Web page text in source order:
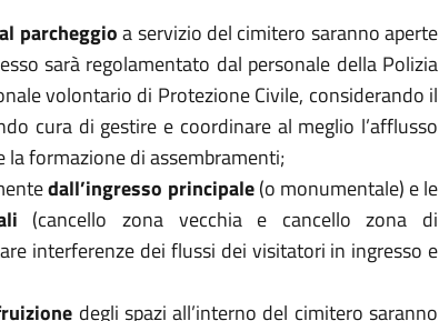
parcheggioa servizio del cimitero saranno aperte
sarà regolamentato dal personale della Polizia
volontario di Protezione Civile, considerando il
cura di gestire e coordinare al meglio l’afflusso
formazione di assembramenti;
dall’ingresso principale(o monumentale) e le
(cancello zona vecchia e cancello zona di
interferenze dei flussi dei visitatori in ingresso e
degli spazi all’interno del cimitero saranno